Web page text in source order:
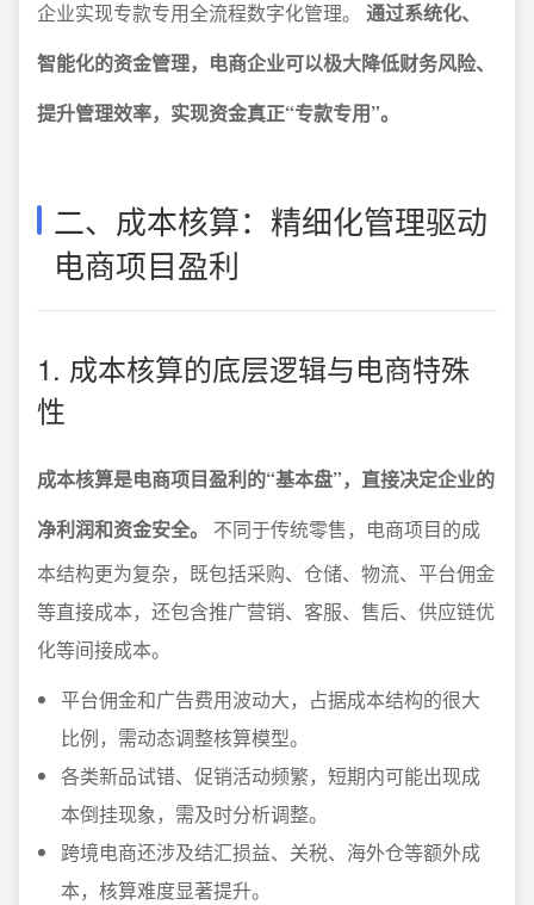
企业实现专款专用全流程数字化管理。 通过系统化、
智能化的资金管理，电商企业可以极大降低财务风险、
提升管理效率，实现资金真正“专款专用”。
二、成本核算：精细化管理驱动
电商项目盈利
1. 成本核算的底层逻辑与电商特殊
性
成本核算是电商项目盈利的“基本盘”，直接决定企业的
净利润和资金安全。
不同于传统零售，电商项目的成
本结构更为复杂，既包括采购、仓储、物流、平台佣金
等直接成本，还包含推广营销、客服、售后、供应链优
化等间接成本。
平台佣金和广告费用波动大，占据成本结构的很大
比例，需动态调整核算模型。
各类新品试错、促销活动频繁，短期内可能出现成
本倒挂现象，需及时分析调整。
跨境电商还涉及结汇损益、关税、海外仓等额外成
本，核算难度显著提升。